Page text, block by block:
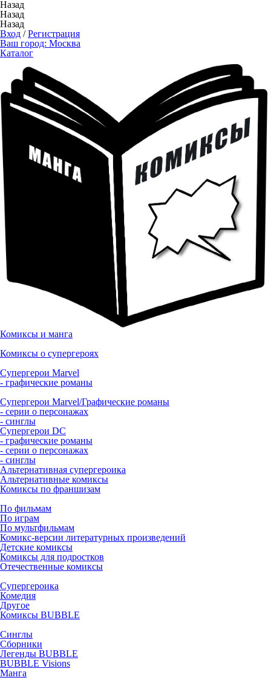
Назад
Назад
Назад
Вход /Регистрация
Ваш город: Москва
Каталог
Комиксы и манга
Комиксы о супергероях
Супергерои Marvel
- графические романы
Супергерои Marvel/Графические романы
- серии о персонажах
- синглы
Супергерои DC
- графические романы
- серии о персонажах
- синглы
Альтернативная супергероика
Альтернативные комиксы
Комиксы по франшизам
По фильмам
По играм
По мультфильмам
Комикс-версии литературных произведений
Детские комиксы
Комиксы для подростков
Отечественные комиксы
Супергероика
Комедия
Другое
Комиксы BUBBLE
Синглы
Сборники
Легенды BUBBLE
BUBBLE Visions
Манга